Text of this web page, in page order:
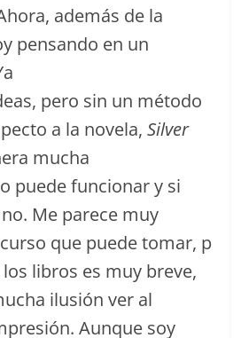
además de la
pensando en un
pero sin un método
a la novela,Silver
mucha
puede funcionar y si
Me parece muy
que puede tomar, p
libros es muy breve,
ilusión ver al
Aunque soy